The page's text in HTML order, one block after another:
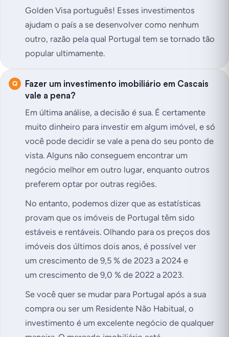
Golden Visa português! Esses investimentos
ajudam o país a se desenvolver como nenhum
outro, razão pela qual Portugal tem se tornado tão
popular ultimamente.
Fazer um investimento imobiliário em Cascais
vale a pena?
Em última análise, a decisão é sua. É certamente
muito dinheiro para investir em algum imóvel, e só
você pode decidir se vale a pena do seu ponto de
vista. Alguns não conseguem encontrar um
negócio melhor em outro lugar, enquanto outros
preferem optar por outras regiões.
No entanto, podemos dizer que as estatísticas
provam que os imóveis de Portugal têm sido
estáveis e rentáveis. Olhando para os preços dos
imóveis dos últimos dois anos, é possível ver
um crescimento de 9,5 % de 2023 a 2024 e
um crescimento de 9,0 % de 2022 a 2023.
Se você quer se mudar para Portugal após a sua
compra ou ser um Residente Não Habitual, o
investimento é um excelente negócio de qualquer